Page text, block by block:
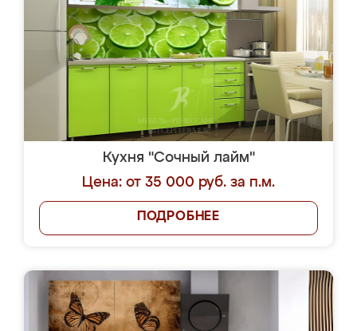
Кухня "Сочный лайм"
Цена: от 35 000 руб. за п.м.
ПОДРОБНЕЕ